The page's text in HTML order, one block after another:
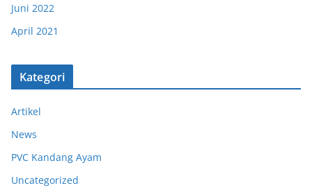
Juni 2022
April 2021
Kategori
Artikel
News
PVC Kandang Ayam
Uncategorized